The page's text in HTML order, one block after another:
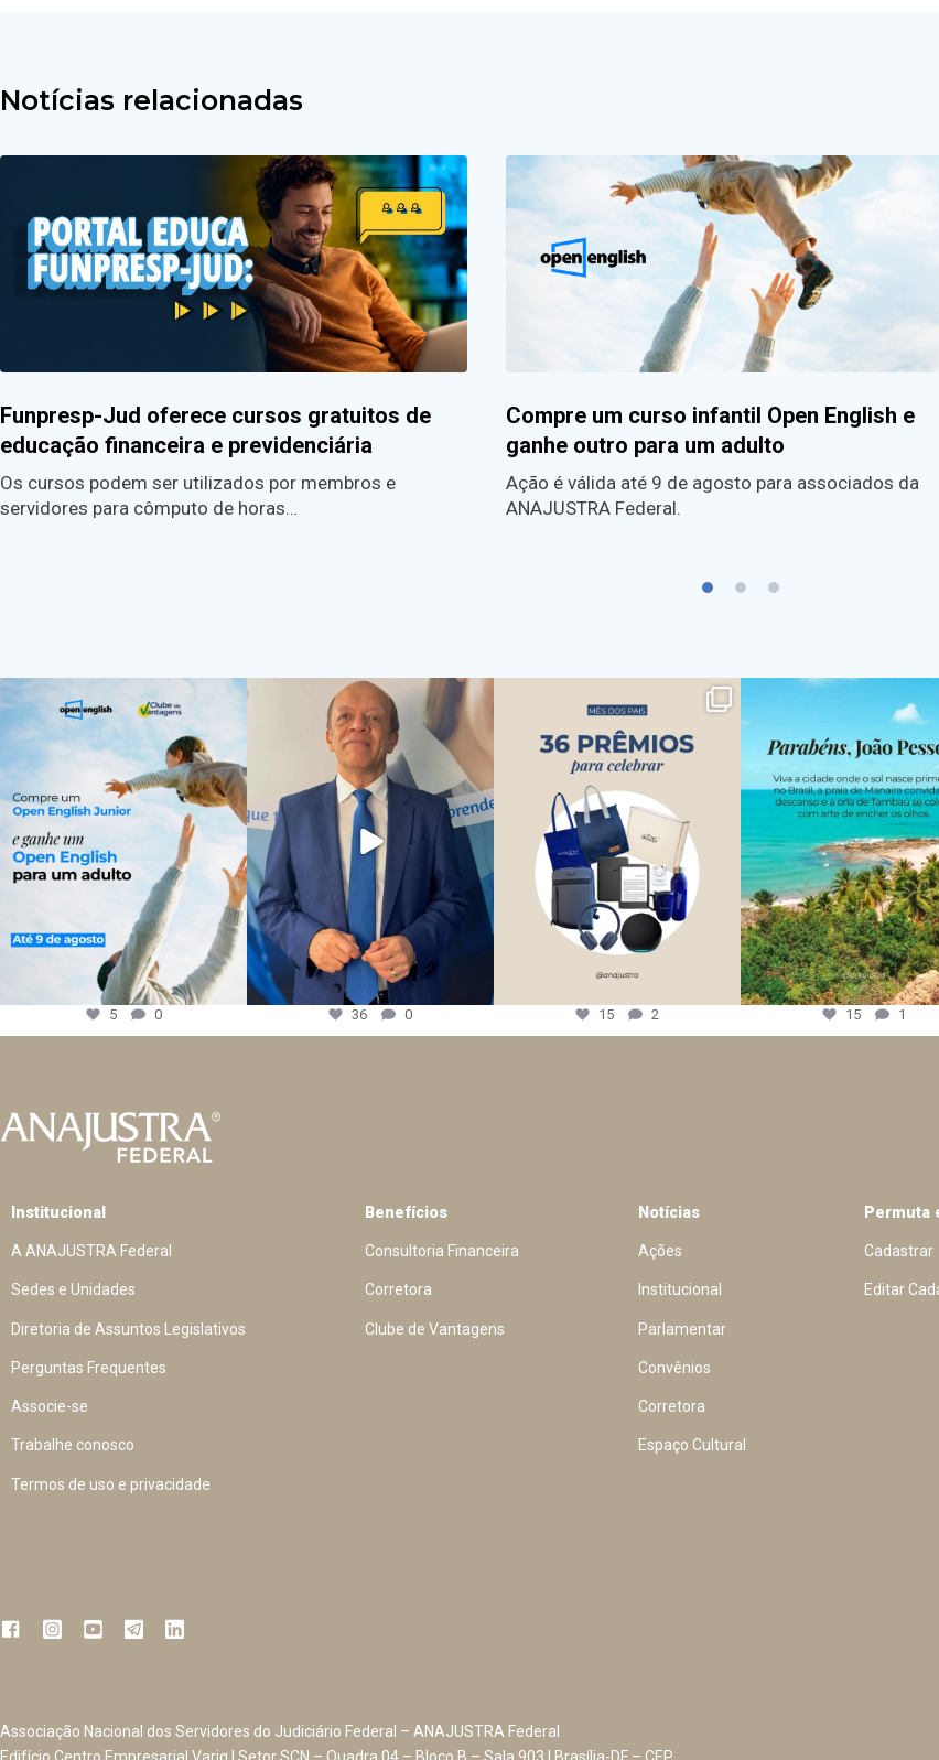
Notícias relacionadas
Funpresp-Jud oferece cursos gratuitos de
educação financeira e previdenciária
Os cursos podem ser utilizados por membros e
servidores para cômputo de horas…
Compre um curso infantil Open English e
ganhe outro para um adulto
Ação é válida até 9 de agosto para associados da
ANAJUSTRA Federal.
5 0 36 0 15 2 15 1
Institucional
A ANAJUSTRA Federal
Sedes e Unidades
Diretoria de Assuntos Legislativos
Perguntas Frequentes
Associe-se
Trabalhe conosco
Termos de uso e privacidade
Benefícios
Consultoria Financeira
Corretora
Clube de Vantagens
Notícias
Ações
Institucional
Parlamentar
Convênios
Corretora
Espaço Cultural
Permuta
Cadastrar
Editar
Associação Nacional dos Servidores do Judiciário Federal – ANAJUSTRA Federal